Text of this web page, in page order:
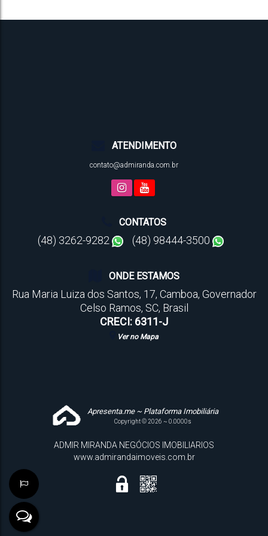
ATENDIMENTO
contato@admiranda.com.br
CONTATOS
(48) 3262-9282 (48) 98444-3500
ONDE ESTAMOS
Rua Maria Luiza dos Santos, 17, Camboa, Governador
Celso Ramos, SC, Brasil
CRECI: 6311-J
Ver no Mapa
Apresenta.me ~ Plataforma Imobiliária
Copyright © 2026 ~ 0.0000s
ADMIR MIRANDA NEGÓCIOS IMOBILIARIOS
www.admirandaimoveis.com.br